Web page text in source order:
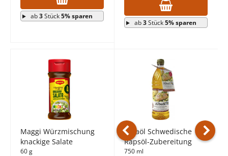
ab3Stück5% sparen
ab3Stück5% sparen
Maggi Würzmischung
knackige Salate
60 g
Albaöl Schwedische
Rapsöl-Zubereitung
750 ml
Vorheriges Produkt